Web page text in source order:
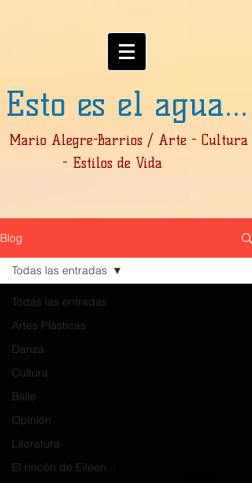
Esto es el agua...
Mario Alegre-Barrios / Arte - Cultura
- Estilos de Vida
Blog
Todas las entradas
Artes Plásticas
Danza
Cultura
Baile
Opinión
Literatura
El rincón de Eileen...
Todas las entradas